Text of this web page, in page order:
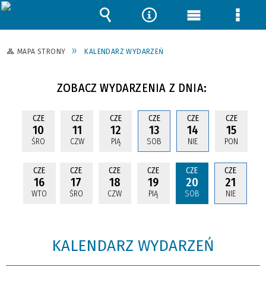
MAPA STRONY KALENDARZ WYDARZEŃ
ZOBACZ WYDARZENIA Z DNIA:
CZE
10
ŚRO
CZE
11
CZW
CZE
12
PIĄ
CZE
13
SOB
CZE
14
NIE
CZE
15
PON
CZE
16
WTO
CZE
17
ŚRO
CZE
18
CZW
CZE
19
PIĄ
CZE
20
SOB
CZE
21
NIE
KALENDARZ WYDARZEŃ
Wyszukiwarka
NarzędziaMenu
Menu